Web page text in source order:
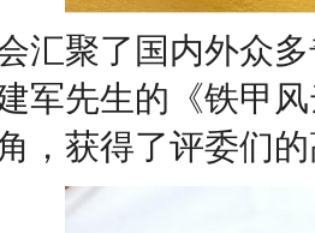
聚了国内外众多
军先生的《铁甲
，获得了评委们